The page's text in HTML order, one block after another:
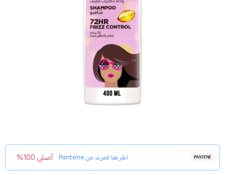
انقر هنا للمزيد منPantene أصلي 100%